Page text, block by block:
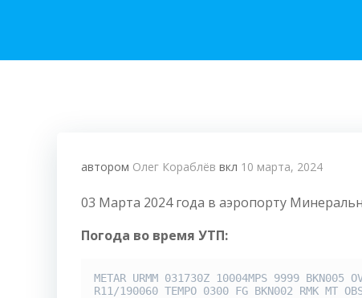
автором Олег Кораблёв вкл 10 марта, 2024
03 Марта 2024 года в аэропорту
Погода во время УТП:
METAR URMM 031730Z 10004MPS 9999 BKN005
R11/190060 TEMPO 0300 FG BKN002 RMK MT